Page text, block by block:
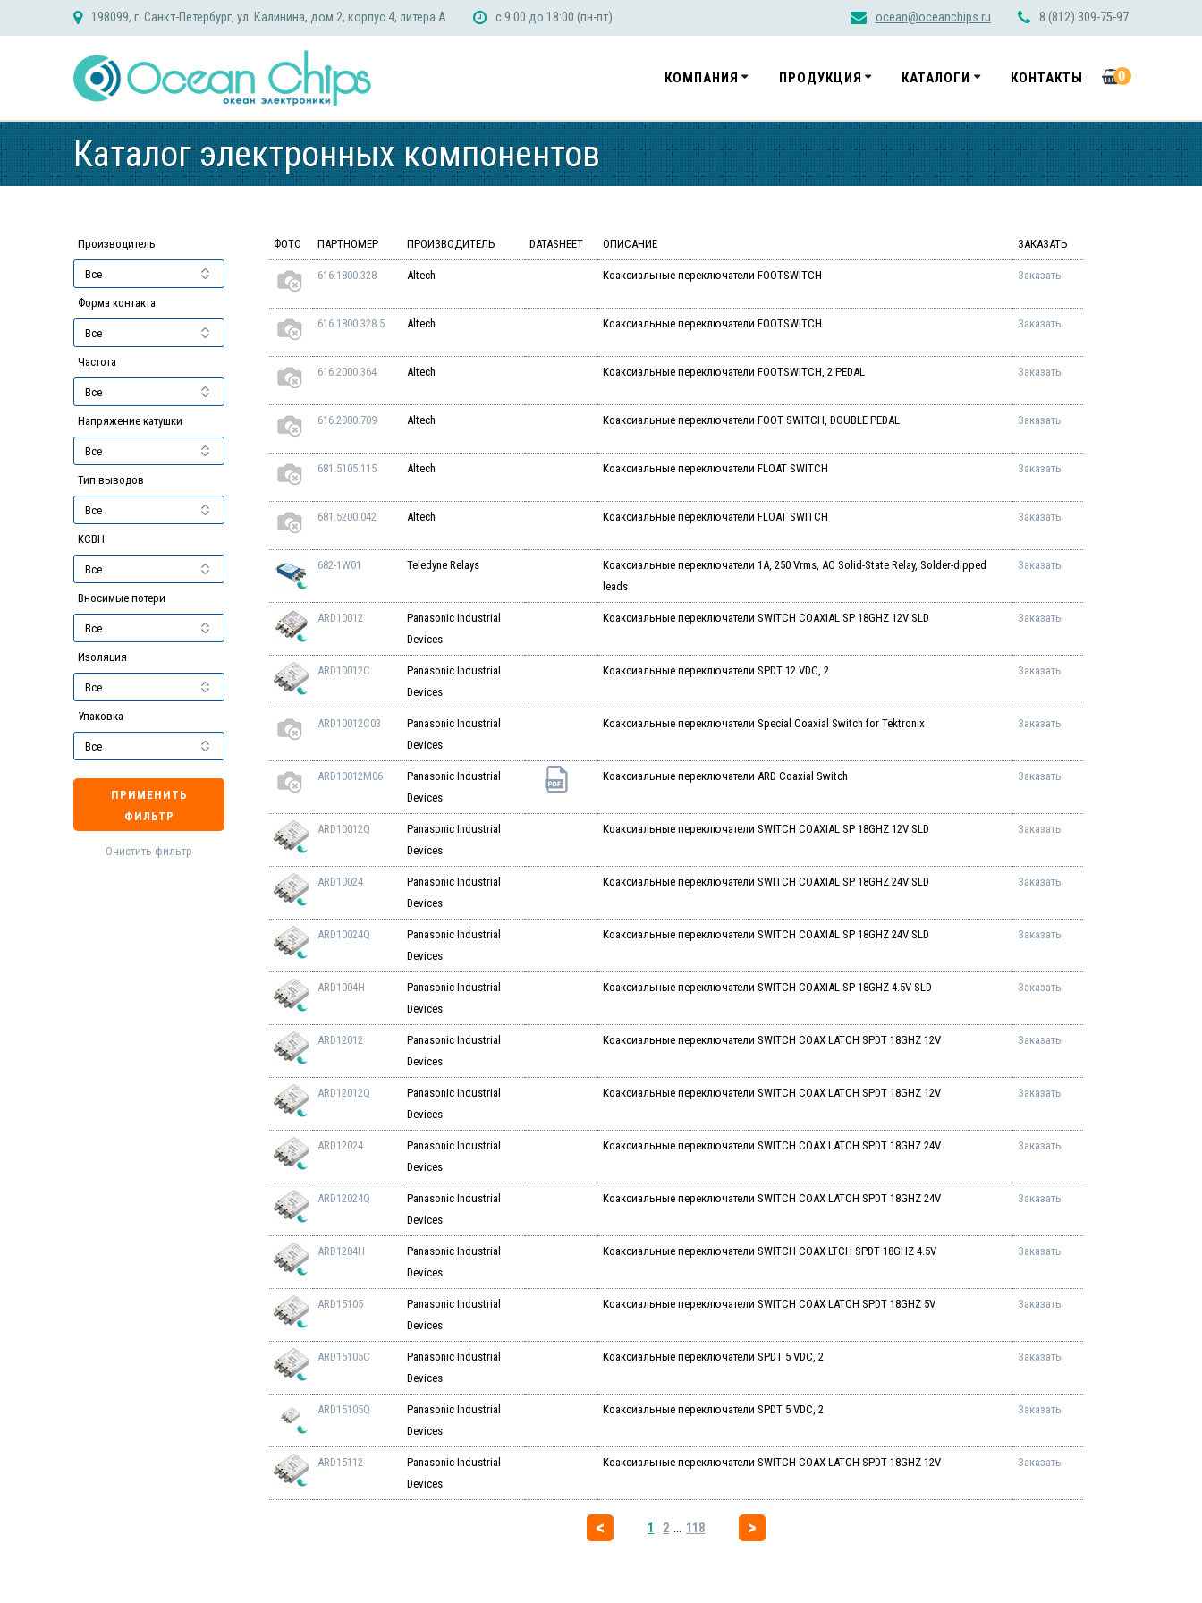
198099, г. Санкт-Петербург, ул. Калинина, дом 2, корпус 4, литера А с 9:00 до 18:00 (пн-пт) ocean@oceanchips.ru 8 (812) 309-75-97
КОМПАНИЯ ПРОДУКЦИЯ КАТАЛОГИ КОНТАКТЫ 0
Каталог электронных компонентов
Производитель
Форма контакта
Частота
Напряжение катушки
Тип выводов
КСВН
Вносимые потери
Изоляция
Упаковка
ПРИМЕНИТЬ
ФИЛЬТР
Очистить фильтр
ФОТО ПАРТНОМЕР ПРОИЗВОДИТЕЛЬ DATASHEET ОПИСАНИЕ ЗАКАЗАТЬ
616.1800.328 Altech Коаксиальные переключатели FOOTSWITCH Заказать
616.1800.328.5 Altech Коаксиальные переключатели FOOTSWITCH Заказать
616.2000.364 Altech Коаксиальные переключатели FOOTSWITCH, 2 PEDAL Заказать
616.2000.709 Altech Коаксиальные переключатели FOOT SWITCH, DOUBLE PEDAL Заказать
681.5105.115 Altech Коаксиальные переключатели FLOAT SWITCH Заказать
681.5200.042 Altech Коаксиальные переключатели FLOAT SWITCH Заказать
682-1W01 Teledyne Relays
Коаксиальные переключатели 1A, 250 Vrms, AC Solid-State Relay, Solder-dipped
leads
Заказать
ARD10012
Panasonic Industrial
Devices
Коаксиальные переключатели SWITCH COAXIAL SP 18GHZ 12V SLD Заказать
ARD10012C
Panasonic Industrial
Devices
Коаксиальные переключатели SPDT 12 VDC, 2 Заказать
ARD10012C03
Panasonic Industrial
Devices
Коаксиальные переключатели Special Coaxial Switch for Tektronix Заказать
ARD10012M06
Panasonic Industrial
Devices
Коаксиальные переключатели ARD Coaxial Switch Заказать
ARD10012Q
Panasonic Industrial
Devices
Коаксиальные переключатели SWITCH COAXIAL SP 18GHZ 12V SLD Заказать
ARD10024
Panasonic Industrial
Devices
Коаксиальные переключатели SWITCH COAXIAL SP 18GHZ 24V SLD Заказать
ARD10024Q
Panasonic Industrial
Devices
Коаксиальные переключатели SWITCH COAXIAL SP 18GHZ 24V SLD Заказать
ARD1004H
Panasonic Industrial
Devices
Коаксиальные переключатели SWITCH COAXIAL SP 18GHZ 4.5V SLD Заказать
ARD12012
Panasonic Industrial
Devices
Коаксиальные переключатели SWITCH COAX LATCH SPDT 18GHZ 12V Заказать
ARD12012Q
Panasonic Industrial
Devices
Коаксиальные переключатели SWITCH COAX LATCH SPDT 18GHZ 12V Заказать
ARD12024
Panasonic Industrial
Devices
Коаксиальные переключатели SWITCH COAX LATCH SPDT 18GHZ 24V Заказать
ARD12024Q
Panasonic Industrial
Devices
Коаксиальные переключатели SWITCH COAX LATCH SPDT 18GHZ 24V Заказать
ARD1204H
Panasonic Industrial
Devices
Коаксиальные переключатели SWITCH COAX LTCH SPDT 18GHZ 4.5V Заказать
ARD15105
Panasonic Industrial
Devices
Коаксиальные переключатели SWITCH COAX LATCH SPDT 18GHZ 5V Заказать
ARD15105C
Panasonic Industrial
Devices
Коаксиальные переключатели SPDT 5 VDC, 2 Заказать
ARD15105Q
Panasonic Industrial
Devices
Коаксиальные переключатели SPDT 5 VDC, 2 Заказать
ARD15112
Panasonic Industrial
Devices
Коаксиальные переключатели SWITCH COAX LATCH SPDT 18GHZ 12V Заказать
1 2 ... 118